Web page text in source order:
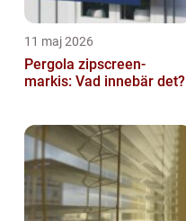
11 maj 2026
Pergola zipscreen-
markis: Vad innebär det?